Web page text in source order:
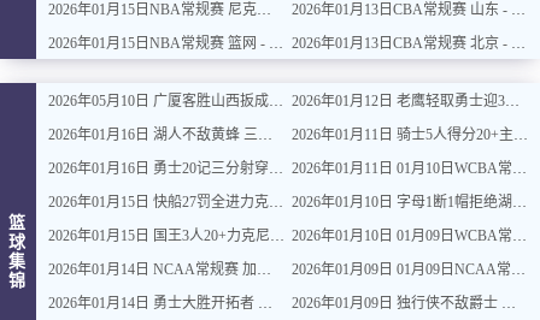
2026年01月15日NBA常规赛 尼克斯 - 国王 全场录像
2026年01月15日NBA常规赛 篮网 - 鹈鹕 全场录像
2026年01月13日CBA常规赛 山东 - 吉林 全场录像
2026年01月13日CBA常规赛 北京 - 江苏 全场录像
篮
球
集
锦
2026年05月10日 广厦客胜山西扳成1-1 胡金秋17+11 迪亚洛关键上篮不中
2026年01月16日 湖人不敌黄蜂 三球30+11&9记三分 东契奇39分 詹姆斯29+9+6
2026年01月16日 勇士20记三分射穿尼克斯！库里27+7 巴特勒32+8 穆迪三分9中7
2026年01月15日 快船27罚全进力克奇才迎来4连胜 哈登22+5+8 伦纳德33分4断
2026年01月15日 国王3人20+力克尼克斯 德罗赞里程碑 威少11助 布伦森伤退
2026年01月14日 NCAA常规赛 加州圣玛丽大学 82 - 68 旧金山大学 全场集锦
2026年01月14日 勇士大胜开拓者 杨瀚森3分2板 巴特勒16+6+5 库里9中2送11助
2026年01月12日 老鹰轻取勇士迎3连胜 约翰逊23+11+6 CJ首秀12分 库里31+5
2026年01月11日 骑士5人得分20+主场复仇森林狼 米切尔28+8 爱德华兹25+5
2026年01月11日 01月10日WCBA常规赛 江苏女篮 92 - 97 山东女篮 全场集锦
2026年01月10日 字母1断1帽拒绝湖人逆转 詹姆斯26+9+10 东契奇25中8&致命6犯
2026年01月10日 01月09日WCBA常规赛 山西女篮 96 - 73 新疆女篮 全场集锦
2026年01月09日 01月09日NCAA常规赛 俄亥俄州立大学 - 俄勒冈大学 集锦
2026年01月09日 独行侠不敌爵士 弗拉格26+10+8 浓眉21+11&伤退 马尔卡宁33+7